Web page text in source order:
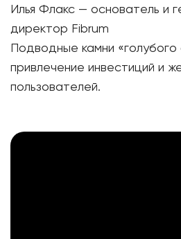
Илья Флакс — основатель и
директор Fibrum
Подводные камни «голубого
привлечение инвестиций и
пользователей.